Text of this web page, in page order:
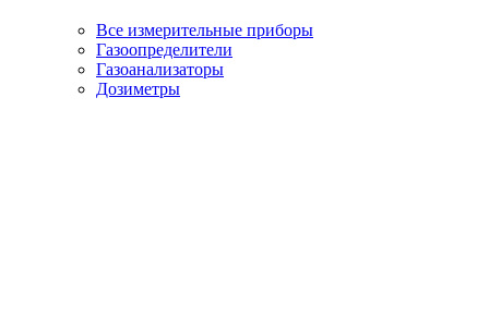
Все измерительные приборы
Газоопределители
Газоанализаторы
Дозиметры